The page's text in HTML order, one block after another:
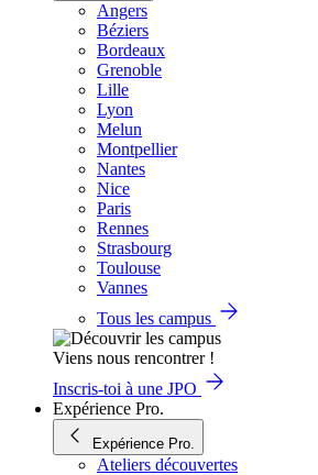
Angers
Béziers
Bordeaux
Grenoble
Lille
Lyon
Melun
Montpellier
Nantes
Nice
Paris
Rennes
Strasbourg
Toulouse
Vannes
Tous les campus
Viens nous rencontrer !
Inscris-toi à une JPO
Expérience Pro.
Expérience Pro.
Ateliers découvertes